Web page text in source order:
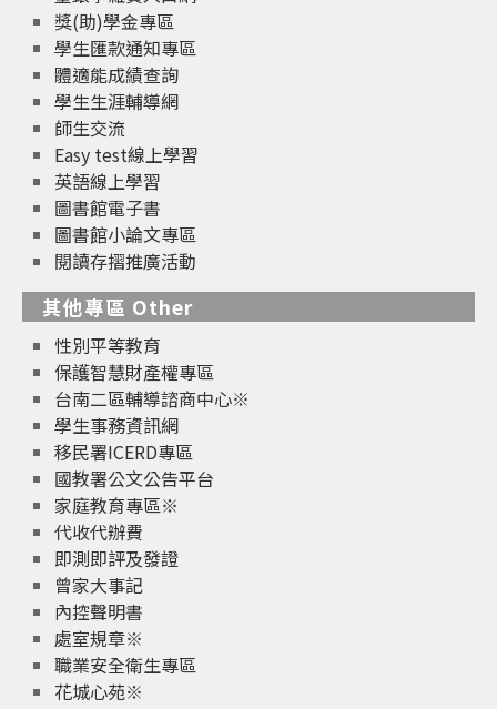
獎(助)學金專區
學生匯款通知專區
體適能成績查詢
學生生涯輔導網
師生交流
Easy test線上學習
英語線上學習
圖書館電子書
圖書館小論文專區
閱讀存摺推廣活動
其他專區 Other
性別平等教育
保護智慧財產權專區
台南二區輔導諮商中心※
學生事務資訊網
移民署ICERD專區
國教署公文公告平台
家庭教育專區※
代收代辦費
即測即評及發證
曾家大事記
內控聲明書
處室規章※
職業安全衛生專區
花城心苑※